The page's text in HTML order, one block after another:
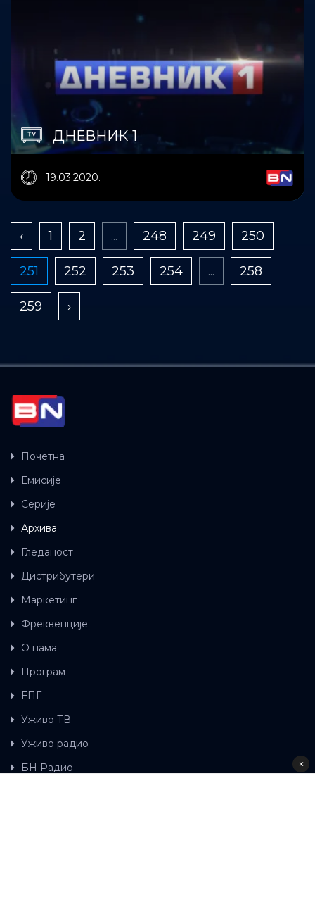
ДНЕВНИК 1
19.03.2020.
‹ 1 2 ... 248 249 250
251 252 253 254 ... 258
259 ›
Почетна
Емисије
Серије
Архива
Гледаност
Дистрибутери
Маркетинг
Фреквенције
О нама
Програм
ЕПГ
Уживо ТВ
Уживо радио
БН Радио
×